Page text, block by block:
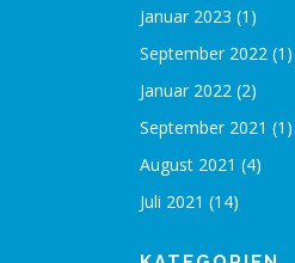
Januar 2023 (1)
September 2022 (1)
Januar 2022 (2)
September 2021 (1)
August 2021 (4)
Juli 2021 (14)